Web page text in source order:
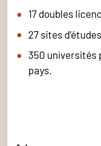
17 doubles
27 sites d’études.
350 universités
pays.